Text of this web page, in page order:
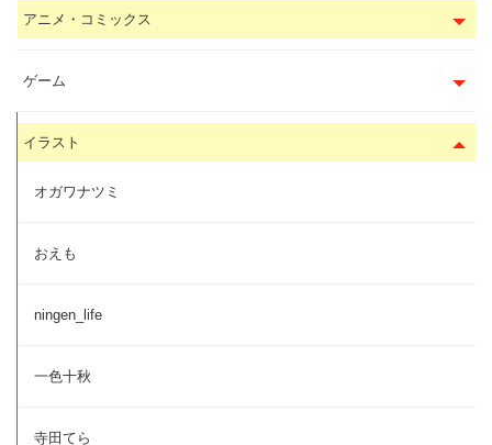
アニメ・コミックス
ゲーム
イラスト
オガワナツミ
おえも
ningen_life
一色十秋
寺田てら